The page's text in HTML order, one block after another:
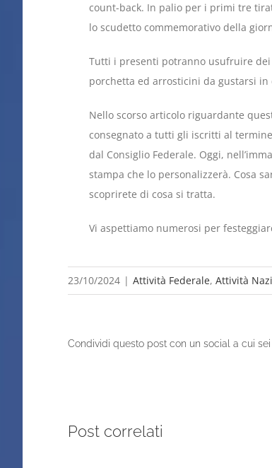
count-back. In palio per i primi tre
lo scudetto commemorativo della
Tutti i presenti potranno usufruire
porchetta ed arrosticini da gustarsi in
Nello scorso articolo riguardante
consegnato a tutti gli iscritti al
dal Consiglio Federale. Oggi,
stampa che lo personalizzerà. Cosa
scoprirete di cosa si tratta.
Vi aspettiamo numerosi per
23/10/2024 | Attività Federale, Attività
Condividi questo post con un social a cui sei
Post correlati